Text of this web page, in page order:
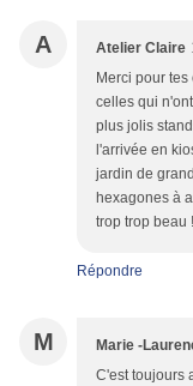
A Atelier Claire
Merci pour
celles qui
plus jolis
l'arrivée en
jardin de
hexagones à
trop trop beau
Répondre
M Marie -
C'est toujours